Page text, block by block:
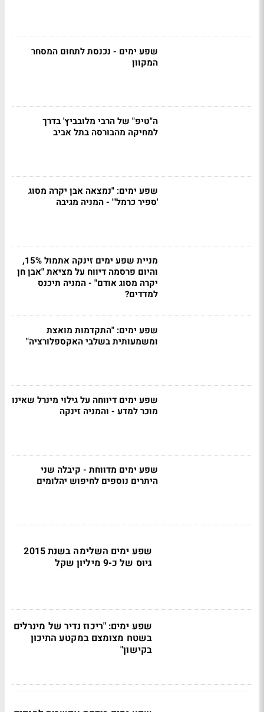
שפע ימים - נכנסת לתחום המסחר
המקוון
ה"טיפ" של הרבי מלובביץ' בדרך
למחיקה מהבורסה בתל אביב
שפע ימים: "נמצאה אבן יקרה מסוג
'ספיר כרמל'" - המניה מגיבה
מניית שפע ימים זינקה אתמול 15%,
והיום פרסמה דיווח על מציאת "אבן חן
יקרה מסוג אודם" - המניה תיכנס
למדדים?
שפע ימים: "התקדמות מואצת
ומשמעותית בשלבי האקספלורציה"
שפע ימים דיווחה על גילוי מינרל שאינו
מוכר למדע - והמניה זינקה
שפע ימים מדווחת - קיבלה שני
היתרים נוספים לחיפוש יהלומים
שפע ימים השלימה בשנת 2015
גיוס של כ-9 מיליון שקל
שפע ימים: "ריכוז נדיר של מינרלים
בשטח מצומצם במקטע התיכון
בקישון"